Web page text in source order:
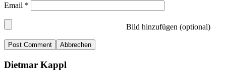
Email *
Bild hinzufügen (optional)
Abbrechen
Dietmar Kappl